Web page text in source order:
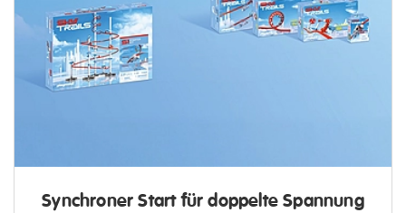
Synchroner Start für doppelte Spannung